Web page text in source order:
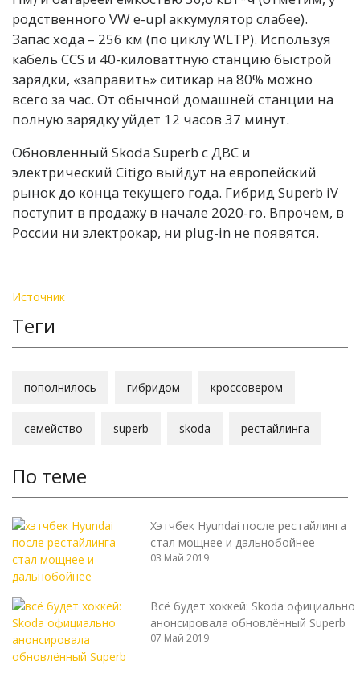
родственного VW e-up! аккумулятор слабее).
Запас хода – 256 км (по циклу WLTP). Используя
кабель CCS и 40-киловаттную станцию быстрой
зарядки, «заправить» ситикар на 80% можно
всего за час. От обычной домашней станции на
полную зарядку уйдет 12 часов 37 минут.
Обновленный Skoda Superb с ДВС и
электрический Citigo выйдут на европейский
рынок до конца текущего года. Гибрид Superb iV
поступит в продажу в начале 2020-го. Впрочем, в
России ни электрокар, ни plug-in не появятся.
Источник
Теги
пополнилось гибридом кроссовером
семейство superb skoda рестайлинга
По теме
Хэтчбек Hyundai после рестайлинга
стал мощнее и дальнобойнее
03 Май 2019
Всё будет хоккей: Skoda официально
анонсировала обновлённый Superb
07 Май 2019